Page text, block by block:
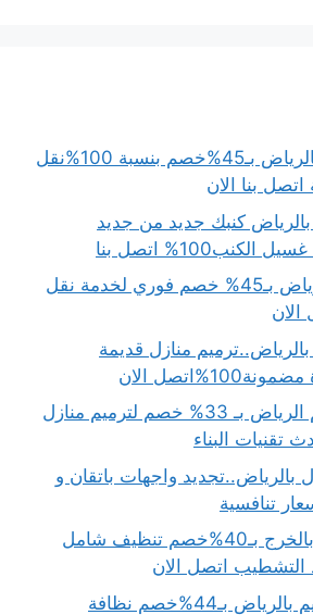
شركة نقل عفش بالرياض بـ45%خصم بنسبة 100%نقل
اتصل بنا الان
كنبك جديد من جديد
دينا نقل عفش بالرياض بـ45% خصم فوري لخدمة نقل
الان
منازل قديمة
افضل مقاول ترميم الرياض بـ 33% خصم لترميم منازل
تقنيات البناء
بالرياض..تجديد واجهات باتقان و
تنافسية
شركة تنظيف فلل بالخرج بـ40%خصم تنظيف شامل
التشطيب اتصل الان
شركة تنظيف وتعقيم بالرياض بـ44%خصم نظافة